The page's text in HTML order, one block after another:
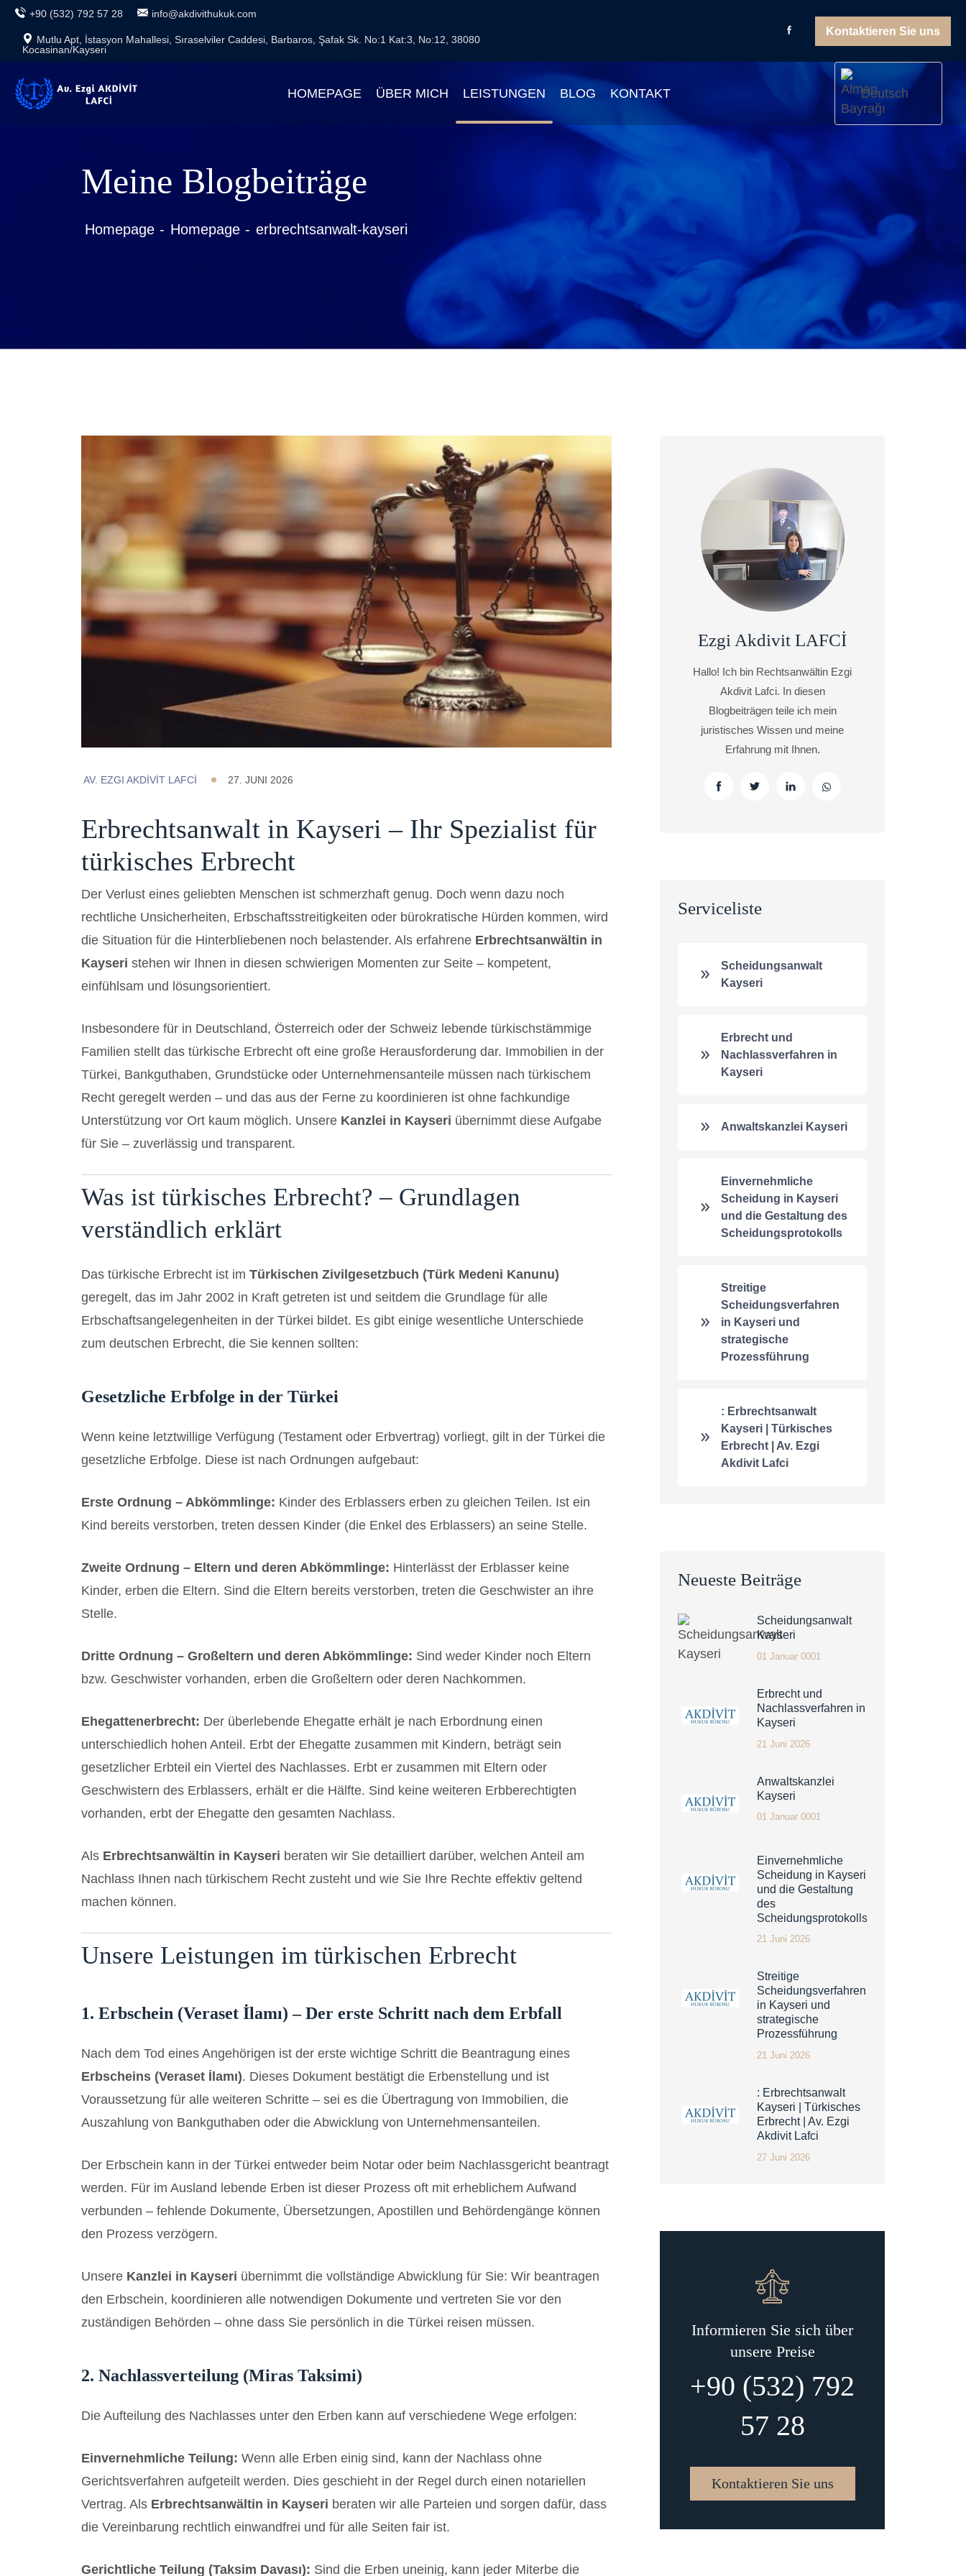
+90 (532) 792 57 28 info@akdivithukuk.com
Mutlu Apt, İstasyon Mahallesi, Sıraselviler Caddesi, Barbaros, Şafak Sk. No:1 Kat:3, No:12, 38080
Kocasinan/Kayseri
Kontaktieren Sie uns
HOMEPAGE ÜBER MICH LEISTUNGEN BLOG KONTAKT Deutsch
Meine Blogbeiträge
Homepage Homepage erbrechtsanwalt-kayseri
AV. EZGI AKDİVİT LAFCİ 27. JUNI 2026
Erbrechtsanwalt in Kayseri – Ihr Spezialist für
türkisches Erbrecht
Der Verlust eines geliebten Menschen ist schmerzhaft genug. Doch wenn dazu noch
rechtliche Unsicherheiten, Erbschaftsstreitigkeiten oder bürokratische Hürden kommen, wird
die Situation für die Hinterbliebenen noch belastender. Als erfahrene Erbrechtsanwältin in
Kayseri stehen wir Ihnen in diesen schwierigen Momenten zur Seite – kompetent,
einfühlsam und lösungsorientiert.
Insbesondere für in Deutschland, Österreich oder der Schweiz lebende türkischstämmige
Familien stellt das türkische Erbrecht oft eine große Herausforderung dar. Immobilien in der
Türkei, Bankguthaben, Grundstücke oder Unternehmensanteile müssen nach türkischem
Recht geregelt werden – und das aus der Ferne zu koordinieren ist ohne fachkundige
Unterstützung vor Ort kaum möglich. Unsere Kanzlei in Kayseri übernimmt diese Aufgabe
für Sie – zuverlässig und transparent.
Was ist türkisches Erbrecht? – Grundlagen
verständlich erklärt
Das türkische Erbrecht ist imTürkischen Zivilgesetzbuch (Türk Medeni Kanunu)
geregelt, das im Jahr 2002 in Kraft getreten ist und seitdem die Grundlage für alle
Erbschaftsangelegenheiten in der Türkei bildet. Es gibt einige wesentliche Unterschiede
zum deutschen Erbrecht, die Sie kennen sollten:
Gesetzliche Erbfolge in der Türkei
Wenn keine letztwillige Verfügung (Testament oder Erbvertrag) vorliegt, gilt in der Türkei die
gesetzliche Erbfolge. Diese ist nach Ordnungen aufgebaut:
Erste Ordnung – Abkömmlinge: Kinder des Erblassers erben zu gleichen Teilen. Ist ein
Kind bereits verstorben, treten dessen Kinder (die Enkel des Erblassers) an seine Stelle.
Zweite Ordnung – Eltern und deren Abkömmlinge: Hinterlässt der Erblasser keine
Kinder, erben die Eltern. Sind die Eltern bereits verstorben, treten die Geschwister an ihre
Stelle.
Dritte Ordnung – Großeltern und deren Abkömmlinge: Sind weder Kinder noch Eltern
bzw. Geschwister vorhanden, erben die Großeltern oder deren Nachkommen.
Ehegattenerbrecht: Der überlebende Ehegatte erhält je nach Erbordnung einen
unterschiedlich hohen Anteil. Erbt der Ehegatte zusammen mit Kindern, beträgt sein
gesetzlicher Erbteil ein Viertel des Nachlasses. Erbt er zusammen mit Eltern oder
Geschwistern des Erblassers, erhält er die Hälfte. Sind keine weiteren Erbberechtigten
vorhanden, erbt der Ehegatte den gesamten Nachlass.
Als Erbrechtsanwältin in Kayseri beraten wir Sie detailliert darüber, welchen Anteil am
Nachlass Ihnen nach türkischem Recht zusteht und wie Sie Ihre Rechte effektiv geltend
machen können.
Unsere Leistungen im türkischen Erbrecht
1. Erbschein (Veraset İlamı) – Der erste Schritt nach dem Erbfall
Nach dem Tod eines Angehörigen ist der erste wichtige Schritt die Beantragung eines
Erbscheins (Veraset İlamı). Dieses Dokument bestätigt die Erbenstellung und ist
Voraussetzung für alle weiteren Schritte – sei es die Übertragung von Immobilien, die
Auszahlung von Bankguthaben oder die Abwicklung von Unternehmensanteilen.
Der Erbschein kann in der Türkei entweder beim Notar oder beim Nachlassgericht beantragt
werden. Für im Ausland lebende Erben ist dieser Prozess oft mit erheblichem Aufwand
verbunden – fehlende Dokumente, Übersetzungen, Apostillen und Behördengänge können
den Prozess verzögern.
Unsere Kanzlei in Kayseri übernimmt die vollständige Abwicklung für Sie: Wir beantragen
den Erbschein, koordinieren alle notwendigen Dokumente und vertreten Sie vor den
zuständigen Behörden – ohne dass Sie persönlich in die Türkei reisen müssen.
2. Nachlassverteilung (Miras Taksimi)
Die Aufteilung des Nachlasses unter den Erben kann auf verschiedene Wege erfolgen:
Einvernehmliche Teilung: Wenn alle Erben einig sind, kann der Nachlass ohne
Gerichtsverfahren aufgeteilt werden. Dies geschieht in der Regel durch einen notariellen
Vertrag. Als Erbrechtsanwältin in Kayseri beraten wir alle Parteien und sorgen dafür, dass
die Vereinbarung rechtlich einwandfrei und für alle Seiten fair ist.
Gerichtliche Teilung (Taksim Davası): Sind die Erben uneinig, kann jeder Miterbe die
Ezgi Akdivit LAFCİ
Hallo! Ich bin Rechtsanwältin Ezgi
Akdivit Lafci. In diesen
Blogbeiträgen teile ich mein
juristisches Wissen und meine
Erfahrung mit Ihnen.
Serviceliste
Scheidungsanwalt
Kayseri
Erbrecht und
Nachlassverfahren in
Kayseri
Anwaltskanzlei Kayseri
Einvernehmliche
Scheidung in Kayseri
und die Gestaltung des
Scheidungsprotokolls
Streitige
Scheidungsverfahren
in Kayseri und
strategische
Prozessführung
: Erbrechtsanwalt
Kayseri | Türkisches
Erbrecht | Av. Ezgi
Akdivit Lafci
Neueste Beiträge
Scheidungsanwalt
Kayseri
01 Januar 0001
Erbrecht und
Nachlassverfahren in
Kayseri
21 Juni 2026
Anwaltskanzlei
Kayseri
01 Januar 0001
Einvernehmliche
Scheidung in Kayseri
und die Gestaltung
des
Scheidungsprotokolls
21 Juni 2026
Streitige
Scheidungsverfahren
in Kayseri und
strategische
Prozessführung
21 Juni 2026
: Erbrechtsanwalt
Kayseri | Türkisches
Erbrecht | Av. Ezgi
Akdivit Lafci
27 Juni 2026
Informieren Sie sich über
unsere Preise
+90 (532) 792
57 28
Kontaktieren Sie uns